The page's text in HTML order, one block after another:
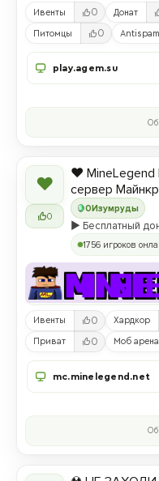
Ивенты 0 Донат
Питомцы 0 Antispam
play.agem.su
❤
0
0Изумруды
❤️
сервер
▶️ Бесплатный
1756 игроков
Ивенты 0 Хардкор
Приват 0 Моб арена
mc.minelegend.net